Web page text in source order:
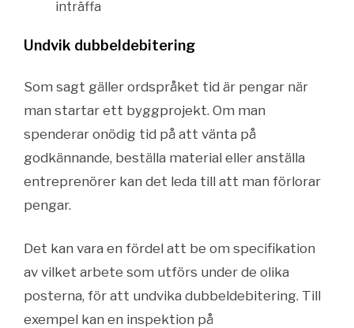
inträffa
Undvik dubbeldebitering
Som sagt gäller ordspråket tid är pengar när
man startar ett byggprojekt. Om man
spenderar onödig tid på att vänta på
godkännande, beställa material eller anställa
entreprenörer kan det leda till att man förlorar
pengar.
Det kan vara en fördel att be om specifikation
av vilket arbete som utförs under de olika
posterna, för att undvika dubbeldebitering. Till
exempel kan en inspektion på